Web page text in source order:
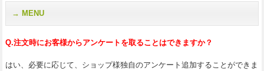
MENU
Q.注文時にお客様からアンケートを取ることはできますか？
はい、必要に応じて、ショップ様独自のアンケート追加することができま